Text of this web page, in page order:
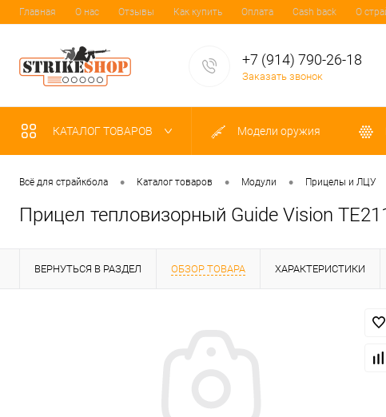
Главная О нас Отзывы Как купить Оплата Cash back О
+7 (914) 790-26-18
Заказать звонок
КАТАЛОГ ТОВАРОВ Модели оружия
Всё для страйкбола • Каталог товаров • Модули • Прицелы и ЛЦУ
Прицел тепловизорный Guide Vision
ВЕРНУТЬСЯ В РАЗДЕЛ ОБЗОР ТОВАРА ХАРАКТЕРИСТИКИ